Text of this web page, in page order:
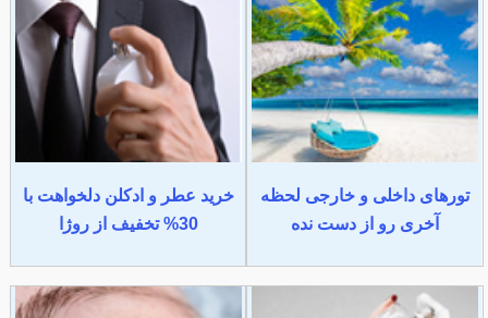
تورهای داخلی و خارجی لحظه
آخری رو از دست نده
خرید عطر و ادکلن دلخواهت با
30% تخفیف از روژا